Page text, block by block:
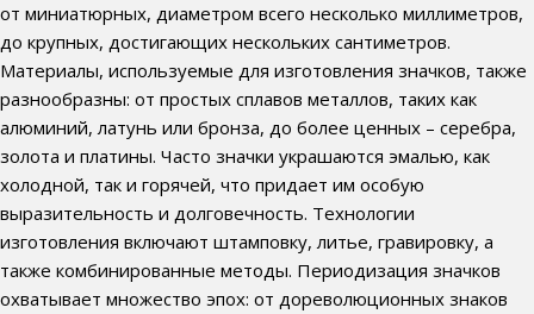
от миниатюрных, диаметром всего несколько миллиметров,
до крупных, достигающих нескольких сантиметров.
Материалы, используемые для изготовления значков, также
разнообразны: от простых сплавов металлов, таких как
алюминий, латунь или бронза, до более ценных – серебра,
золота и платины. Часто значки украшаются эмалью, как
холодной, так и горячей, что придает им особую
выразительность и долговечность. Технологии
изготовления включают штамповку, литье, гравировку, а
также комбинированные методы. Периодизация значков
охватывает множество эпох: от дореволюционных знаков